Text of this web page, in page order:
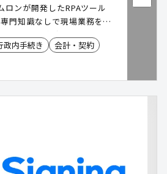
ロンが開発したRPAツール
門知識なしで現場業務を自
ーマンの育成プログラムも
育成・コスト削減を同時に
政内手続き
会計・契約